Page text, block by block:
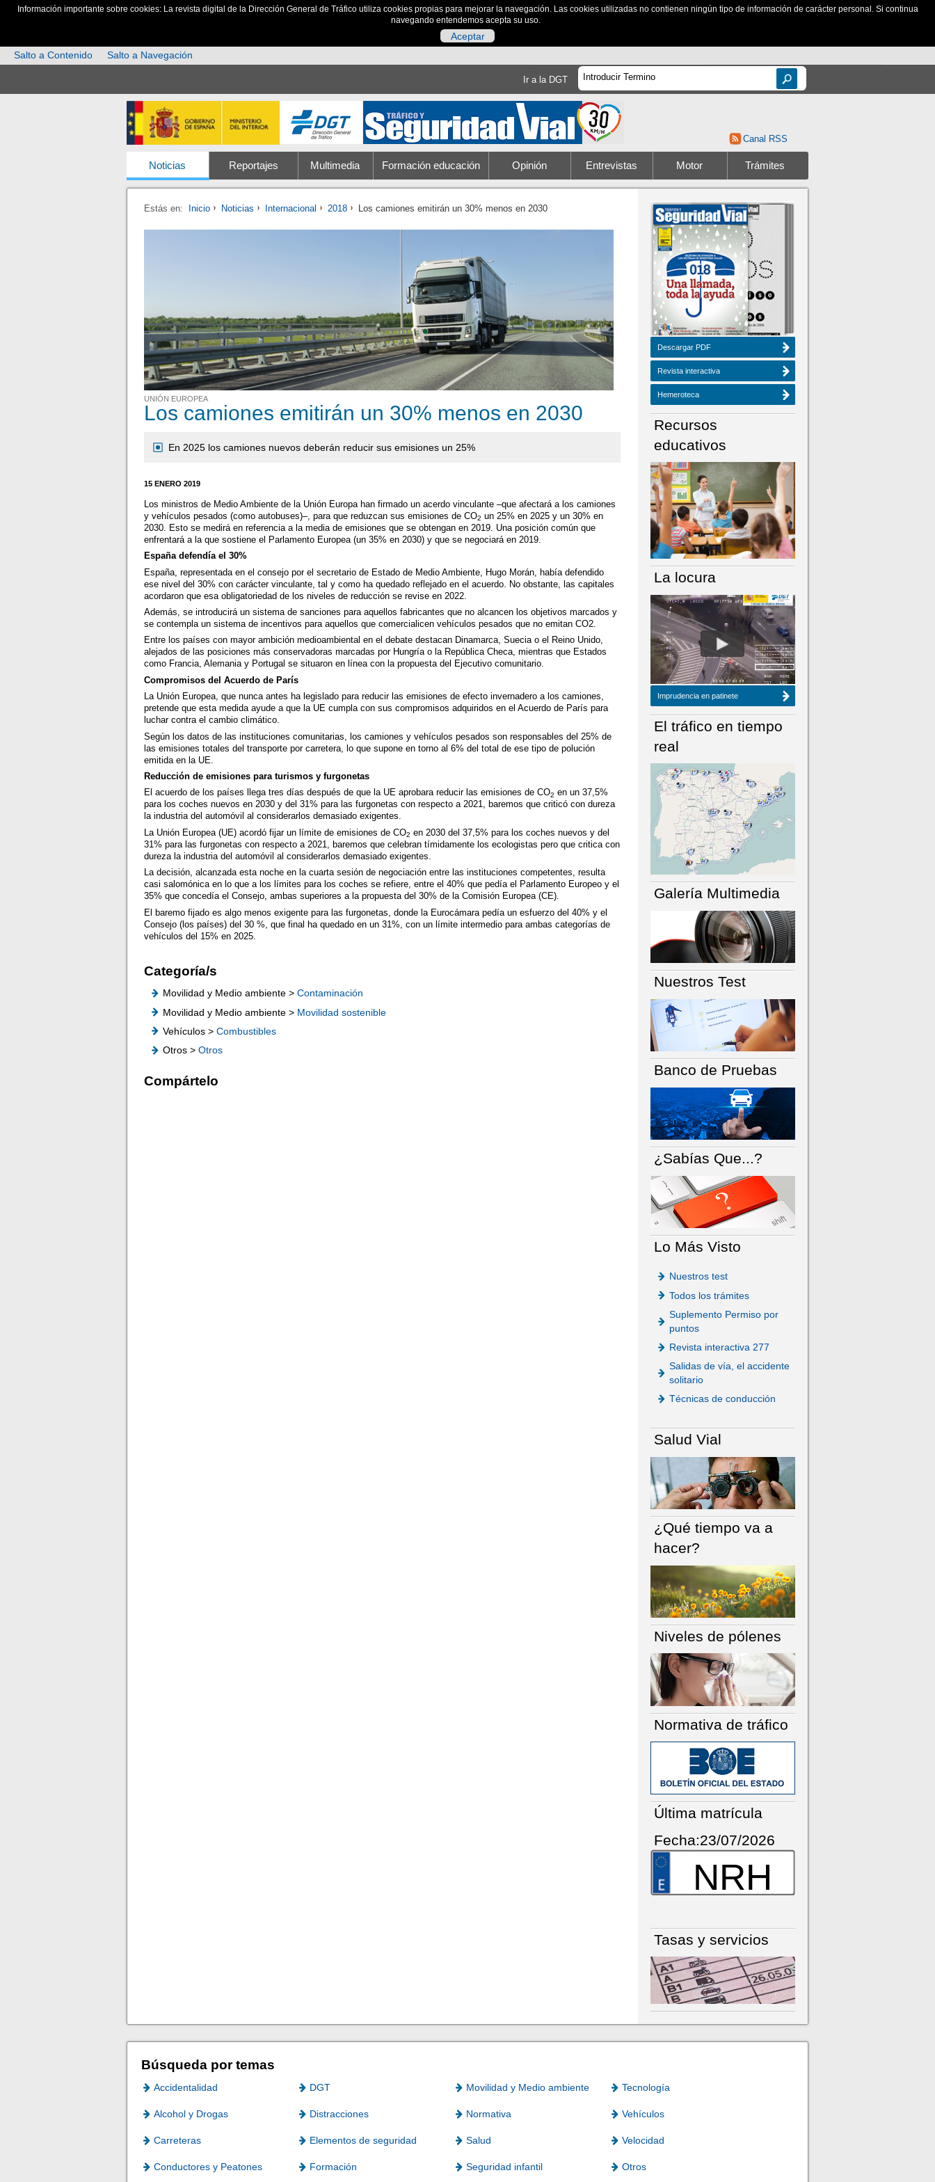
Información importante sobre cookies: La revista digital de la Dirección General de Tráfico utiliza cookies propias para mejorar la navegación. Las cookies utilizadas no contienen ningún tipo de información de carácter personal. Si continua
navegando entendemos acepta su uso.
Aceptar
Salto a Contenido
Salto a Navegación
Ir a la DGT
Canal RSS
Noticias Reportajes Multimedia Formación educación Opinión Entrevistas Motor Trámites
Estás en: Inicio Noticias Internacional 2018 Los camiones emitirán un 30% menos en 2030
UNIÓN EUROPEA
Los camiones emitirán un 30% menos en 2030
En 2025 los camiones nuevos deberán reducir sus emisiones un 25%
15 ENERO 2019
Los ministros de Medio Ambiente de la Unión Europa han firmado un acerdo vinculante –que afectará a los camiones
y vehículos pesados (como autobuses)–, para que reduzcan sus emisiones de CO2 un 25% en 2025 y un 30% en
2030. Esto se medirá en referencia a la media de emisiones que se obtengan en 2019. Una posición común que
enfrentará a la que sostiene el Parlamento Europea (un 35% en 2030) y que se negociará en 2019.
España defendía el 30%
España, representada en el consejo por el secretario de Estado de Medio Ambiente, Hugo Morán, había defendido
ese nivel del 30% con carácter vinculante, tal y como ha quedado reflejado en el acuerdo. No obstante, las capitales
acordaron que esa obligatoriedad de los niveles de reducción se revise en 2022.
Además, se introducirá un sistema de sanciones para aquellos fabricantes que no alcancen los objetivos marcados y
se contempla un sistema de incentivos para aquellos que comercialicen vehículos pesados que no emitan CO2.
Entre los países con mayor ambición medioambiental en el debate destacan Dinamarca, Suecia o el Reino Unido,
alejados de las posiciones más conservadoras marcadas por Hungría o la República Checa, mientras que Estados
como Francia, Alemania y Portugal se situaron en línea con la propuesta del Ejecutivo comunitario.
Compromisos del Acuerdo de París
La Unión Europea, que nunca antes ha legislado para reducir las emisiones de efecto invernadero a los camiones,
pretende que esta medida ayude a que la UE cumpla con sus compromisos adquiridos en el Acuerdo de París para
luchar contra el cambio climático.
Según los datos de las instituciones comunitarias, los camiones y vehículos pesados son responsables del 25% de
las emisiones totales del transporte por carretera, lo que supone en torno al 6% del total de ese tipo de polución
emitida en la UE.
Reducción de emisiones para turismos y furgonetas
El acuerdo de los países llega tres días después de que la UE aprobara reducir las emisiones de CO2 en un 37,5%
para los coches nuevos en 2030 y del 31% para las furgonetas con respecto a 2021, baremos que criticó con dureza
la industria del automóvil al considerarlos demasiado exigentes.
La Unión Europea (UE) acordó fijar un límite de emisiones de CO2 en 2030 del 37,5% para los coches nuevos y del
31% para las furgonetas con respecto a 2021, baremos que celebran tímidamente los ecologistas pero que critica con
dureza la industria del automóvil al considerarlos demasiado exigentes.
La decisión, alcanzada esta noche en la cuarta sesión de negociación entre las instituciones competentes, resulta
casi salomónica en lo que a los límites para los coches se refiere, entre el 40% que pedía el Parlamento Europeo y el
35% que concedía el Consejo, ambas superiores a la propuesta del 30% de la Comisión Europea (CE).
El baremo fijado es algo menos exigente para las furgonetas, donde la Eurocámara pedía un esfuerzo del 40% y el
Consejo (los países) del 30 %, que final ha quedado en un 31%, con un límite intermedio para ambas categorías de
vehículos del 15% en 2025.
Categoría/s
Movilidad y Medio ambiente >Contaminación
Movilidad y Medio ambiente > Movilidad sostenible
Vehículos >Combustibles
Otros >Otros
Compártelo
NÚMERO ACTUAL HEMEROTECA
Descargar PDF
Revista interactiva
Hemeroteca
Recursos
educativos
La locura
Imprudencia en patinete
El tráfico en tiempo
real
Galería Multimedia
Nuestros Test
Banco de Pruebas
¿Sabías Que...?
Lo Más Visto
Nuestros test
Todos los trámites
Suplemento Permiso por
puntos
Revista interactiva 277
Salidas de vía, el accidente
solitario
Técnicas de conducción
Salud Vial
¿Qué tiempo va a
hacer?
Niveles de pólenes
Normativa de tráfico
Última matrícula
Fecha:23/07/2026
NRH
Tasas y servicios
Búsqueda por temas
Accidentalidad DGT Movilidad y Medio ambiente Tecnología
Alcohol y Drogas Distracciones Normativa Vehículos
Carreteras Elementos de seguridad Salud Velocidad
Conductores y Peatones Formación Seguridad infantil Otros